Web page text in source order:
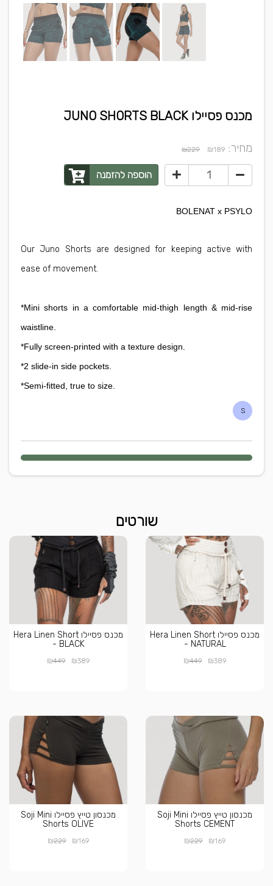
מכנס פסיילו JUNO SHORTS BLACK
מחיר: ₪189
₪229
הוספה להזמנה
BOLENAT x PSYLO
Our Juno Shorts are designed for keeping active with
ease of movement.
*Mini shorts in a comfortable mid-thigh length & mid-rise
waistline.
*Fully screen-printed with a texture design.
*2 slide-in side pockets.
*Semi-fitted, true to size.
S
שורטים
מכנס פסיילו Hera Linen Short
- NATURAL
₪389
₪449
מכנס פסיילו Hera Linen Short
- BLACK
₪389
₪449
מכנסון טייץ פסיילו Soji Mini
Shorts CEMENT
₪169
₪229
מכנסון טייץ פסיילו Soji Mini
Shorts OLIVE
₪169
₪229